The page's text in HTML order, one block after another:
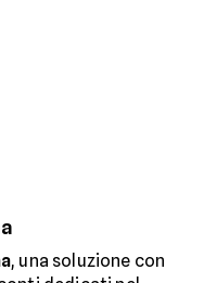
, una soluzione con